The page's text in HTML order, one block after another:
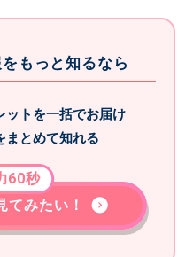
もっと知るなら
ットを一括でお届け
まとめて知れる
てみたい！
60秒